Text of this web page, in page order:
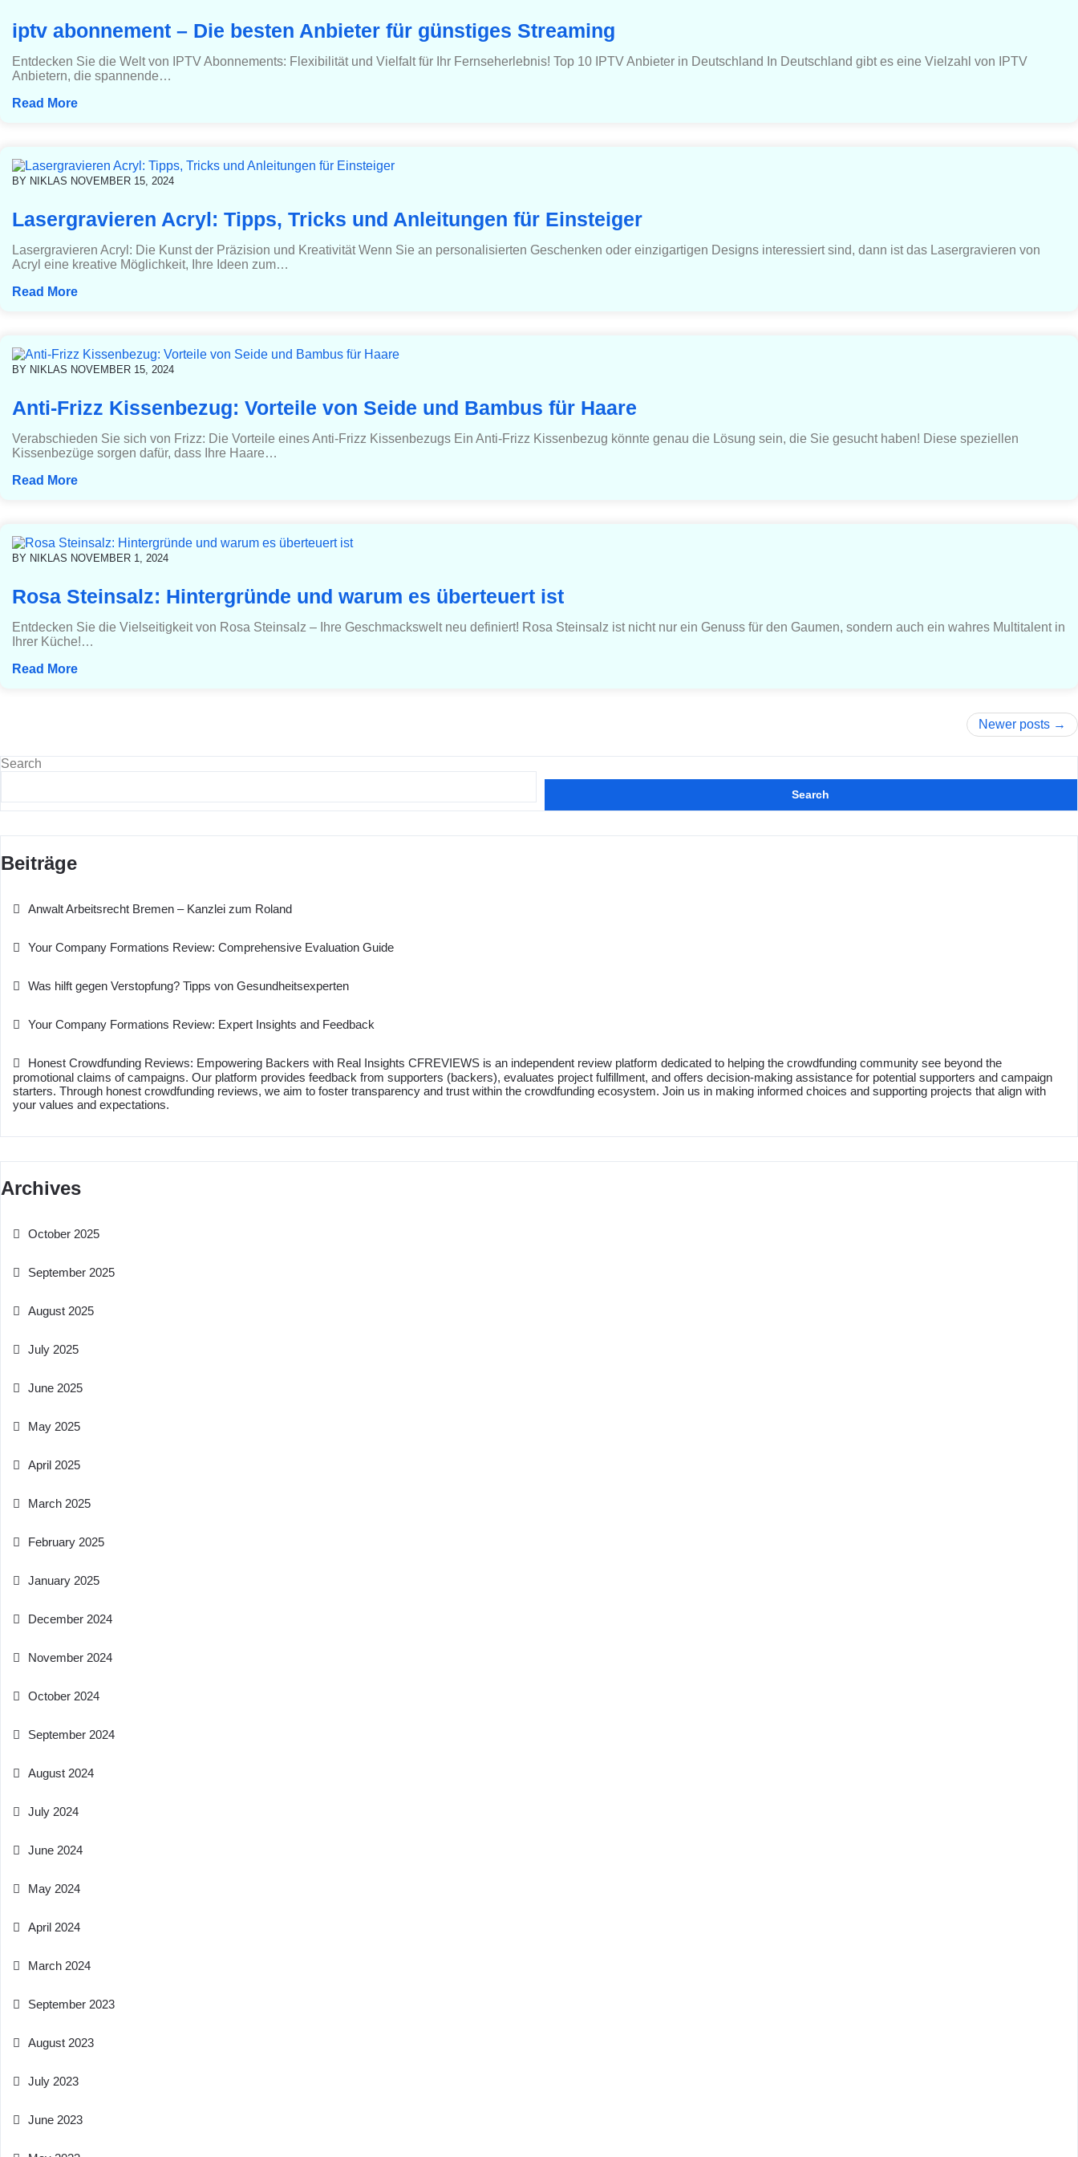
iptv abonnement – Die besten Anbieter für günstiges Streaming
Entdecken Sie die Welt von IPTV Abonnements: Flexibilität und Vielfalt für Ihr Fernseherlebnis! Top 10 IPTV Anbieter in Deutschland In Deutschland gibt es eine Vielzahl von IPTV
Anbietern, die spannende…
Read More
BY NIKLAS NOVEMBER 15, 2024
Lasergravieren Acryl: Tipps, Tricks und Anleitungen für Einsteiger
Lasergravieren Acryl: Die Kunst der Präzision und Kreativität Wenn Sie an personalisierten Geschenken oder einzigartigen Designs interessiert sind, dann ist das Lasergravieren von
Acryl eine kreative Möglichkeit, Ihre Ideen zum…
Read More
BY NIKLAS NOVEMBER 15, 2024
Anti-Frizz Kissenbezug: Vorteile von Seide und Bambus für Haare
Verabschieden Sie sich von Frizz: Die Vorteile eines Anti-Frizz Kissenbezugs Ein Anti-Frizz Kissenbezug könnte genau die Lösung sein, die Sie gesucht haben! Diese speziellen
Kissenbezüge sorgen dafür, dass Ihre Haare…
Read More
BY NIKLAS NOVEMBER 1, 2024
Rosa Steinsalz: Hintergründe und warum es überteuert ist
Entdecken Sie die Vielseitigkeit von Rosa Steinsalz – Ihre Geschmackswelt neu definiert! Rosa Steinsalz ist nicht nur ein Genuss für den Gaumen, sondern auch ein wahres Multitalent in
Ihrer Küche!…
Read More
Newer posts
Search
Search
Beiträge
Anwalt Arbeitsrecht Bremen – Kanzlei zum Roland
Your Company Formations Review: Comprehensive Evaluation Guide
Was hilft gegen Verstopfung? Tipps von Gesundheitsexperten
Your Company Formations Review: Expert Insights and Feedback
Honest Crowdfunding Reviews: Empowering Backers with Real Insights CFREVIEWS is an independent review platform dedicated to helping the crowdfunding community see beyond the
promotional claims of campaigns. Our platform provides feedback from supporters (backers), evaluates project fulfillment, and offers decision-making assistance for potential supporters and campaign
starters. Through honest crowdfunding reviews, we aim to foster transparency and trust within the crowdfunding ecosystem. Join us in making informed choices and supporting projects that align with
your values and expectations.
Archives
October 2025
September 2025
August 2025
July 2025
June 2025
May 2025
April 2025
March 2025
February 2025
January 2025
December 2024
November 2024
October 2024
September 2024
August 2024
July 2024
June 2024
May 2024
April 2024
March 2024
September 2023
August 2023
July 2023
June 2023